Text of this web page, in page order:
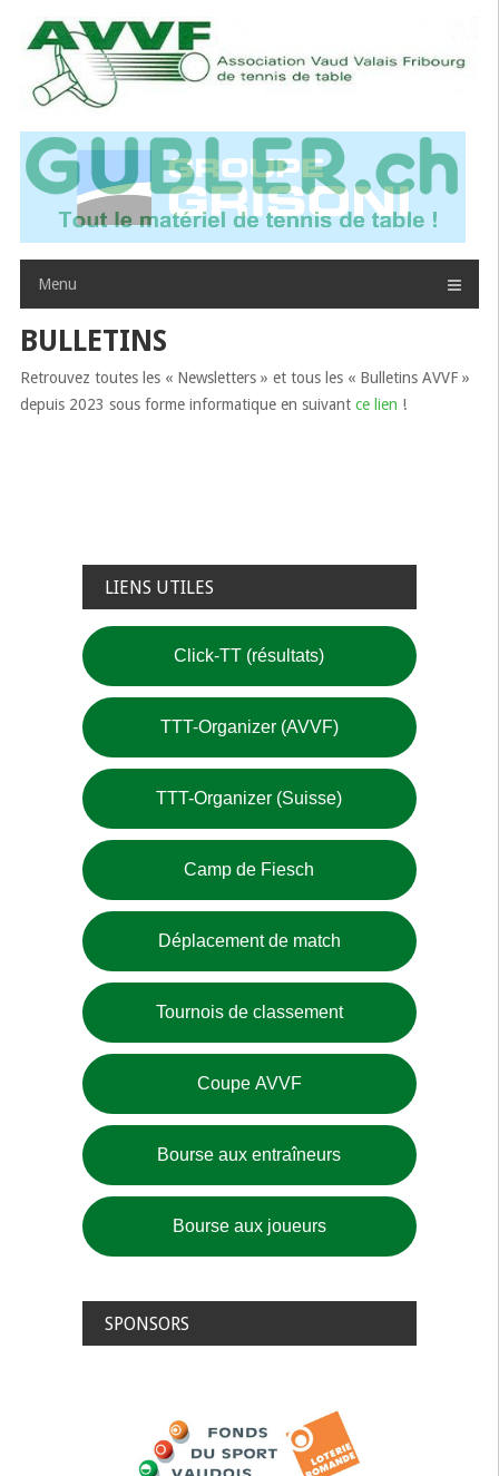
contenu
Menu
BULLETINS
Retrouvez toutes les « Newsletters » et tous les « Bulletins AVVF »
depuis 2023 sous forme informatique en suivant ce lien !
LIENS UTILES
Click-TT (résultats)
TTT-Organizer (AVVF)
TTT-Organizer (Suisse)
Camp de Fiesch
Déplacement de match
Tournois de classement
Coupe AVVF
Bourse aux entraîneurs
Bourse aux joueurs
SPONSORS